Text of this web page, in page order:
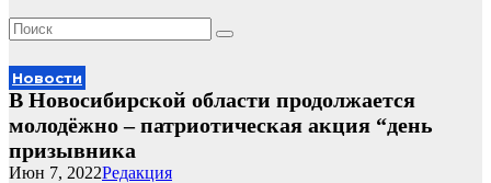
Новости
В Новосибирской области продолжается
молодёжно – патриотическая акция “день
призывника
Редакция
Июн 7, 2022